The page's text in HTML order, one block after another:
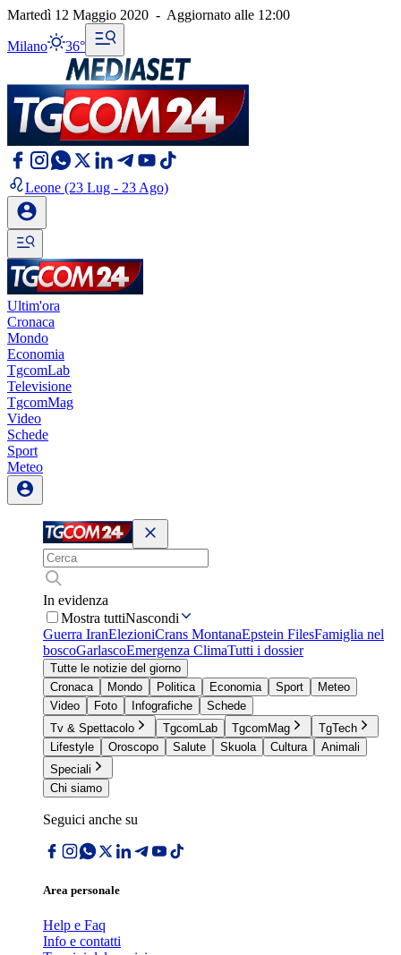
Martedì 12 Maggio 2020 - Aggiornato alle 12:00
Milano 36°
Leone (23 Lug - 23 Ago)
Ultim'ora
Cronaca
Mondo
Economia
TgcomLab
Televisione
TgcomMag
Video
Schede
Sport
Meteo
In evidenza
Mostra tuttiNascondi
Guerra IranElezioniCrans MontanaEpstein FilesFamiglia nel
boscoGarlascoEmergenza ClimaTutti i dossier
Tutte le notizie del giorno
Cronaca
Mondo Politica Economia Sport
Meteo
Video
Foto Infografiche
Schede
Tv & Spettacolo
TgcomLab TgcomMag
TgTech
Lifestyle
Oroscopo Salute Skuola Cultura
Animali
Speciali
Chi siamo
Seguici anche su
Area personale
Help e Faq
Info e contatti